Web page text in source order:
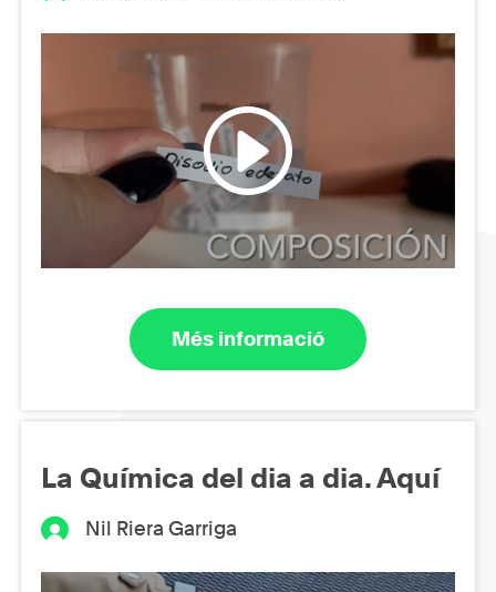
Més informació
La Química del dia a dia. Aquí
Nil Riera Garriga